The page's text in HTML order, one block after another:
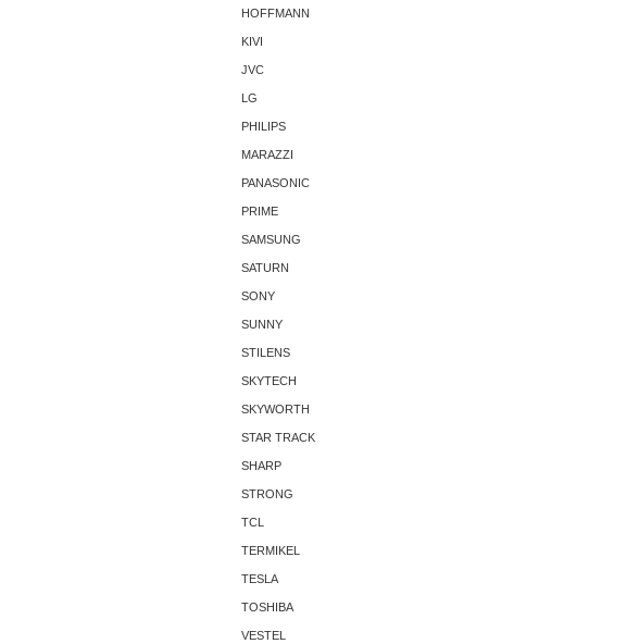
HOFFMANN
KIVI
JVC
LG
PHILIPS
MARAZZI
PANASONIC
PRIME
SAMSUNG
SATURN
SONY
SUNNY
STILENS
SKYTECH
SKYWORTH
STAR TRACK
SHARP
STRONG
TCL
TERMIKEL
TESLA
TOSHIBA
VESTEL